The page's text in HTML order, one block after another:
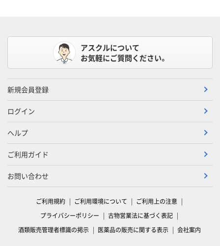
アスクルについて
お気軽にご質問ください。
新規会員登録
ログイン
ヘルプ
ご利用ガイド
お問い合わせ
ご利用規約 ご利用環境について
ご利用上の注意
プライバシーポリシー
古物営業法に基づく表記
酒類販売管理者標識の掲示
医薬品の販売に関する表示 会社案内